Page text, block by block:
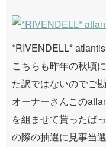
*RIVENDELL*
こちらも昨年の秋頃
た訳ではないのでご勘
オーナーさんこの
を組ませて貰ったば
の際の抽選に見事当